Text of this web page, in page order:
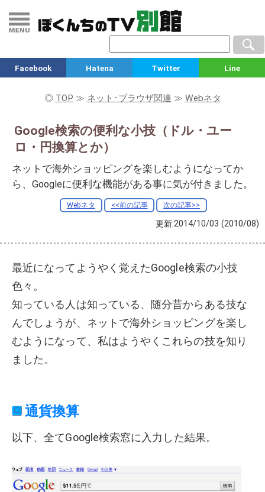
Facebook Hatena Twitter Line
◎ TOP ≫ ネット･ブラウザ関連 ≫ Webネタ
Google検索の便利な小技（ドル・ユー
ロ・円換算とか）
ネットで海外ショッピングを楽しむようになってか
ら、Googleに便利な機能がある事に気が付きました。
Webネタ <<前の記事 次の記事>>
更新:2014/10/03 (2010/08)
最近になってようやく覚えたGoogle検索の小技
色々。
知っている人は知っている、随分昔からある技な
んでしょうが、ネットで海外ショッピングを楽し
むようになって、私はようやくこれらの技を知り
ました。
通貨換算
以下、全てGoogle検索窓に入力した結果。